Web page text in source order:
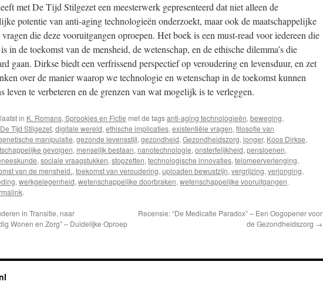
met De Tijd Stilgezet een meesterwerk gepresenteerd dat niet alleen de
potentie van anti-aging technologieën onderzoekt, maar ook de maatschappelijke
die deze vooruitgangen oproepen. Het boek is een must-read voor iedereen die
in de toekomst van de mensheid, de wetenschap, en de ethische dilemma’s die
gaan. Dirkse biedt een verfrissend perspectief op veroudering en levensduur, en zet
over de manier waarop we technologie en wetenschap in de toekomst kunnen
leven te verbeteren en de grenzen van wat mogelijk is te verleggen.
in K. Romans, Sprookjes en Fictie met de tagsanti-aging technologieën, beweging,
De Tijd Stilgezet, digitale wereld, ethische implicaties, existentiële vragen, filosofie van
manipulatie, gezonde levensstijl, gezondheid, Gezondheidszorg, jonger, Koos Dirkse,
gevolgen, menselijk bestaan, nanotechnologie, onsterfelijkheid, pensioenen,
, sociale vraagstukken, stopzetten, technologische innovaties, telomeerverlenging,
van de mensheid., toekomst van veroudering, uploaden bewustzijn, vergrijzing, verjonging,
, werkgelegenheid, wetenschappelijke doorbraken, wetenschappelijke vooruitgangen.
.
in Transitie, naar
Wonen en Zorg” – Duidelijke Oproep
Recensie: “De Medicatie Paradox” – Een Oogopener voor
de Gezondheidszorg →